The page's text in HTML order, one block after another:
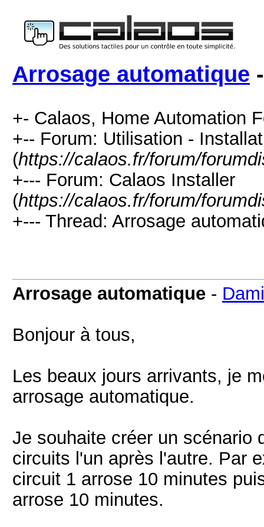
Arrosage automatique
+- Calaos, Home Automation
+-- Forum: Utilisation -
(https://calaos.fr/forum/
+--- Forum: Calaos Installer
(https://calaos.fr/forum/
+--- Thread: Arrosage
Arrosage automatique -
Bonjour à tous,
Les beaux jours arrivants, je
arrosage automatique.
Je souhaite créer un scénario
circuits l'un après l'autre. Par
circuit 1 arrose 10 minutes
arrose 10 minutes.